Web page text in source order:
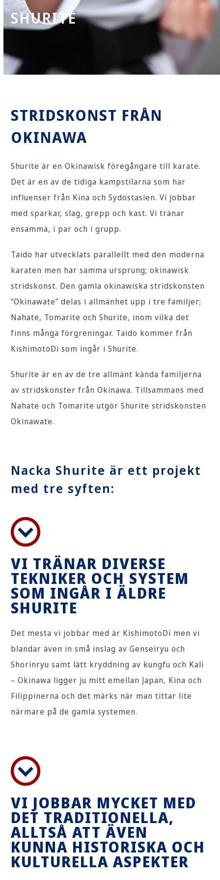
SHURITE
STRIDSKONST FRÅN
OKINAWA
Shurite är en Okinawisk föregångare till karate.
Det är en av de tidiga kampstilarna som har
influenser från Kina och Sydostasien. Vi jobbar
med sparkar, slag, grepp och kast. Vi tränar
ensamma, i par och i grupp.
Taido har utvecklats parallellt med den moderna
karaten men har samma ursprung; okinawisk
stridskonst. Den gamla okinawiska stridskonsten
”Okinawate” delas i allmänhet upp i tre familjer;
Nahate, Tomarite och Shurite, inom vilka det
finns många förgreningar. Taido kommer från
KishimotoDi som ingår i Shurite.
Shurite är en av de tre allmänt kända familjerna
av stridskonster från Okinawa. Tillsammans med
Nahate och Tomarite utgör Shurite stridskonsten
Okinawate.
Nacka Shurite är ett projekt
med tre syften:
VI TRÄNAR DIVERSE
TEKNIKER OCH SYSTEM
SOM INGÅR I ÄLDRE
SHURITE
Det mesta vi jobbar med är KishimotoDi men vi
blandar även in små inslag av Genseiryu och
Shorinryu samt lätt kryddning av kungfu och Kali
– Okinawa ligger ju mitt emellan Japan, Kina och
Filippinerna och det märks när man tittar lite
närmare på de gamla systemen.
VI JOBBAR MYCKET MED
DET TRADITIONELLA,
ALLTSÅ ATT ÄVEN
KUNNA HISTORISKA OCH
KULTURELLA ASPEKTER